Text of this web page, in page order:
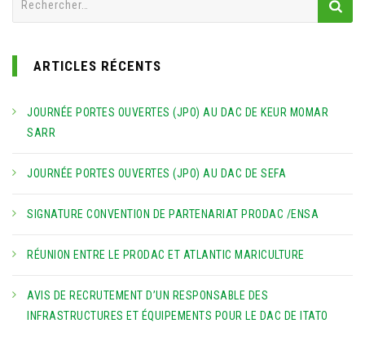
ARTICLES RÉCENTS
JOURNÉE PORTES OUVERTES (JPO) AU DAC DE KEUR MOMAR
SARR
JOURNÉE PORTES OUVERTES (JPO) AU DAC DE SEFA
SIGNATURE CONVENTION DE PARTENARIAT PRODAC /ENSA
RÉUNION ENTRE LE PRODAC ET ATLANTIC MARICULTURE
AVIS DE RECRUTEMENT D’UN RESPONSABLE DES
INFRASTRUCTURES ET ÉQUIPEMENTS POUR LE DAC DE ITATO